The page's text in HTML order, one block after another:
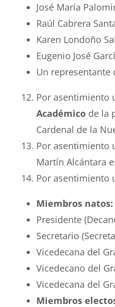
José María
Raúl Cabrera
Karen Londoño
Eugenio José
Un representante
Por asentimiento
Académicode la
Cardenal de la
Por asentimiento
Martín Alcántara
Por asentimiento
Miembros natos:
Presidente
Secretario
Vicedecana del
Vicedecano del
Vicedecana del
Miembros